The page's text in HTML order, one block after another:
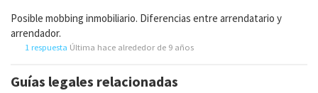
Posible mobbing inmobiliario. Diferencias entre arrendatario y
arrendador.
1 respuesta Última hace alrededor de 9 años
Guías legales relacionadas